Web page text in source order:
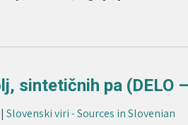
sintetičnih pa (DELO
| Slovenski viri - Sources in Slovenian